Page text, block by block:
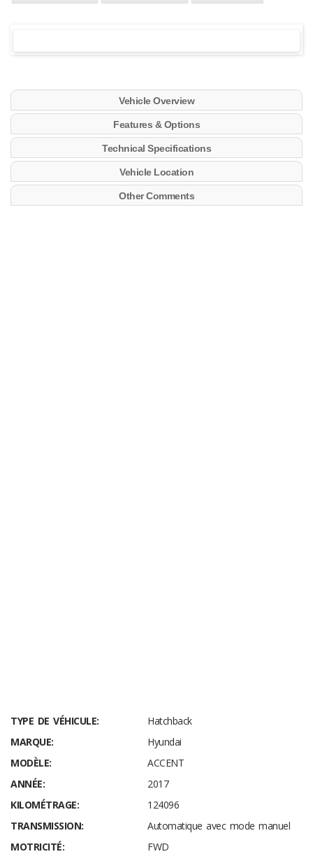
Vehicle Overview
Features & Options
Technical Specifications
Vehicle Location
Other Comments
TYPE DE VÉHICULE:
Hatchback
MARQUE:
Hyundai
MODÈLE:
ACCENT
ANNÉE:
2017
KILOMÉTRAGE:
124096
TRANSMISSION:
Automatique avec mode manuel
MOTRICITÉ:
FWD